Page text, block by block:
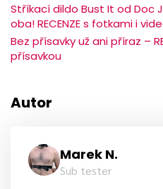
Stříkací dildo Bust It od Doc
oba! RECENZE s fotkami i
Bez přísavky už ani příraz –
přísavkou
Autor
Marek N.
Sub tester